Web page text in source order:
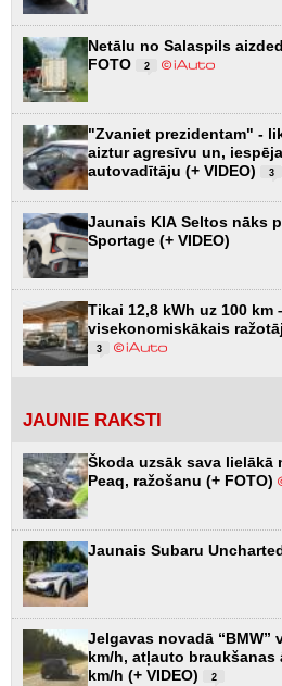
Netālu no Salaspils
FOTO
2
"Zvaniet prezidentam" -
aiztur agresīvu un,
autovadītāju (+ VIDEO)
3
Jaunais KIA Seltos nāks
Sportage (+ VIDEO)
Tikai 12,8 kWh uz 100
visekonomiskākais
3
JAUNIE RAKSTI
Škoda uzsāk sava lielākā
Peaq, ražošanu (+ FOTO)
Jaunais Subaru
Jelgavas novadā “BMW”
km/h, atļauto
km/h (+ VIDEO)
2